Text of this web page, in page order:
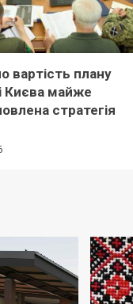
вартість плану
Києва майже
стратегія